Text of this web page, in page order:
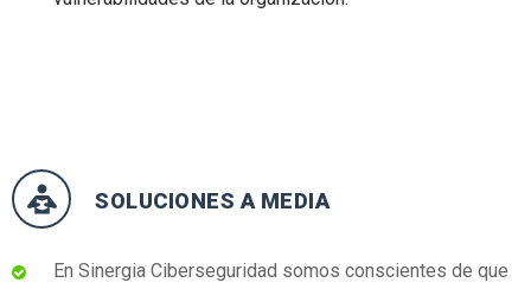
SOLUCIONES A MEDIA
En Sinergia Ciberseguridad somos conscientes de que